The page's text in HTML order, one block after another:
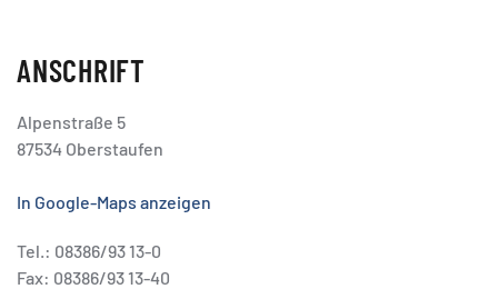
ANSCHRIFT
Alpenstraße 5
87534 Oberstaufen
In Google-Maps anzeigen
Tel.: 08386/93 13-0
Fax: 08386/93 13-40